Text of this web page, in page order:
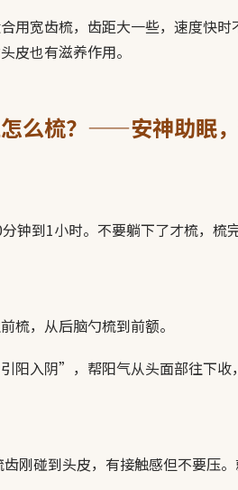
用宽齿梳，齿距大一些，速度快
皮也有滋养作用。
么梳？——安神助眠
钟到1小时。不要躺下了才梳，梳
梳，从后脑勺梳到前额。
阳入阴”，帮阳气从头面部往下收
齿刚碰到头皮，有接触感但不要压。